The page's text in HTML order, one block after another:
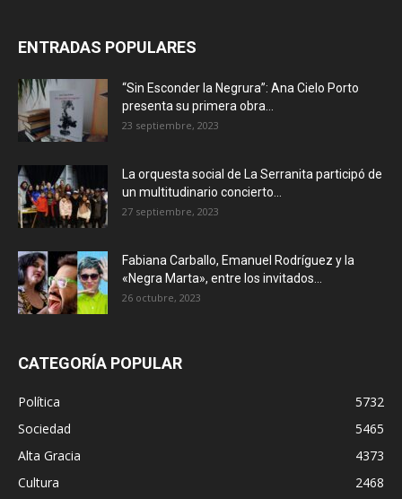
ENTRADAS POPULARES
“Sin Esconder la Negrura”: Ana Cielo Porto
presenta su primera obra...
23 septiembre, 2023
La orquesta social de La Serranita participó de
un multitudinario concierto...
27 septiembre, 2023
Fabiana Carballo, Emanuel Rodríguez y la
«Negra Marta», entre los invitados...
26 octubre, 2023
CATEGORÍA POPULAR
Política
5732
Sociedad
5465
Alta Gracia
4373
Cultura
2468